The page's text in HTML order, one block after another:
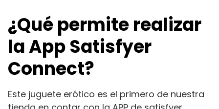
¿Qué permite realizar
la App Satisfyer
Connect?
Este juguete erótico es el primero de nuestra